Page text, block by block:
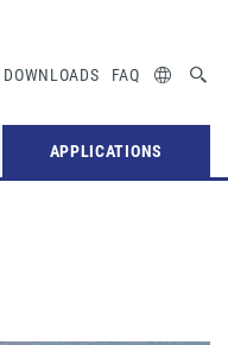
DOWNLOADS FAQ
APPLICATIONS